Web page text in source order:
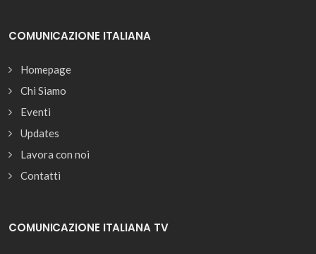
COMUNICAZIONE ITALIANA
Homepage
Chi Siamo
Eventi
Updates
Lavora con noi
Contatti
COMUNICAZIONE ITALIANA TV